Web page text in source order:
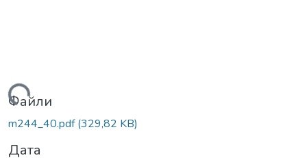
Файли
m244_40.pdf(329,82 KB)
Дата